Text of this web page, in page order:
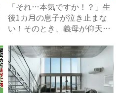
「それ…本気ですか！？」生
後1カ月の息子が泣き止まな
い！そのとき、義母が仰天の